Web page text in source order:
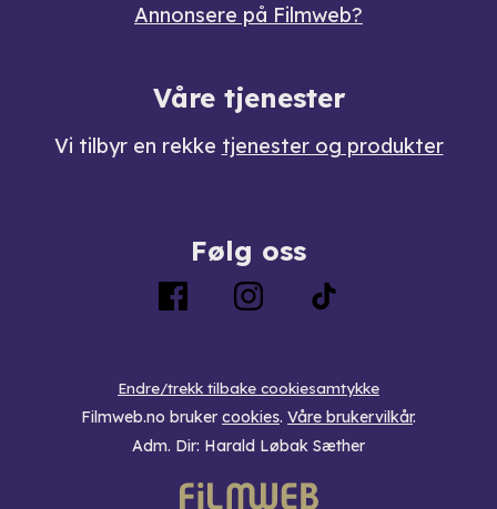
Annonsere på Filmweb?
Våre tjenester
Vi tilbyr en rekke tjenester og produkter
Følg oss
Endre/trekk tilbake cookiesamtykke
Filmweb.no bruker cookies. Våre brukervilkår.
Adm. Dir: Harald Løbak Sæther